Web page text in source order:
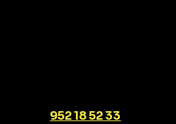
952 18 52 33